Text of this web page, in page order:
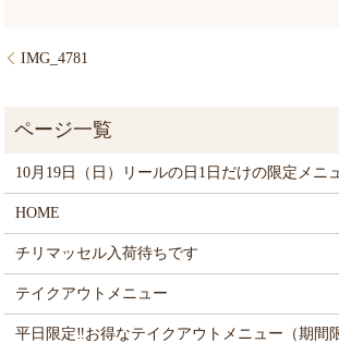
IMG_4781
10月19日（日）リールの日1日だけの限定メニ
HOME
チリマッセル入荷待ちです
テイクアウトメニュー
平日限定‼お得なテイクアウトメニュー（期間